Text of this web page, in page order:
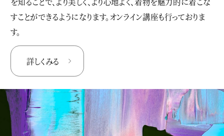
すことができるようになります。オンライン講座も行っておりま
す。
詳しくみる